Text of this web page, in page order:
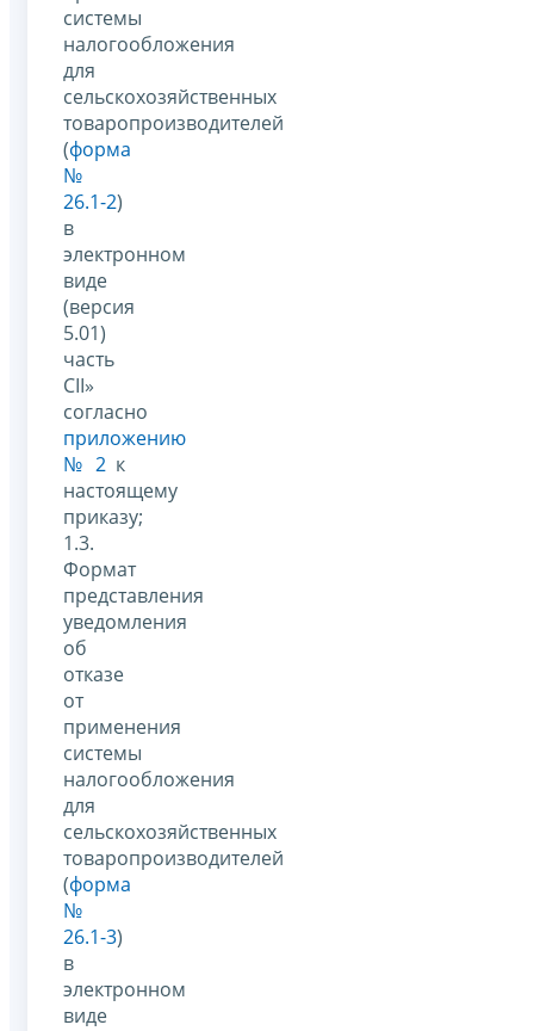
системы
налогообложения
для
сельскохозяйственных
товаропроизводителей
(форма
№
26.1-2)
в
электронном
виде
(версия
5.01)
часть
CII»
согласно
приложению
№ 2 к
настоящему
приказу;
1.3.
Формат
представления
уведомления
об
отказе
от
применения
системы
налогообложения
для
сельскохозяйственных
товаропроизводителей
(форма
№
26.1-3)
в
электронном
виде